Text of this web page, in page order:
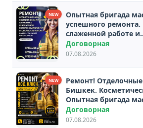
NEW
Опытная бригада
успешного ремонта.
слаженной работе и
профессионализму,
справиться с любой
Договорная
07.08.2026
NEW
Ремонт!
Бишкек.
Опытная бригада
успешного ремонта
Договорная
07.08.2026